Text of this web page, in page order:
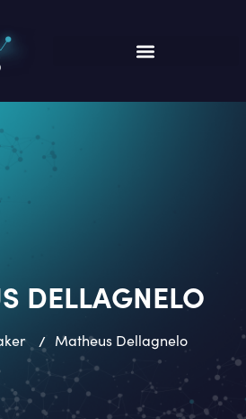
DELLAGNELO
/ Matheus Dellagnelo